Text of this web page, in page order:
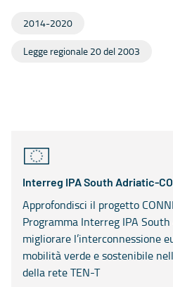
2014-2020
Legge regionale 20 del 2003
Interreg IPA South Adriatic-
Approfondisci il progetto
Programma Interreg IPA
migliorare l’interconnessione
mobilità verde e sostenibile
della rete TEN-T